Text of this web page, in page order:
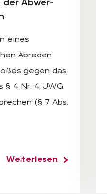
der Ab­wer­
eines
Abreden
gegen das
§ 4 Nr. 4 UWG
(§ 7 Abs.
Weiterlesen